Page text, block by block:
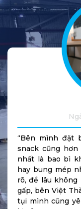
“Bên mình đặt
snack cũng
nhất là bao bì
hay bung mép
rõ, để lâu không
gấp, bên Việt
tụi mình cũng